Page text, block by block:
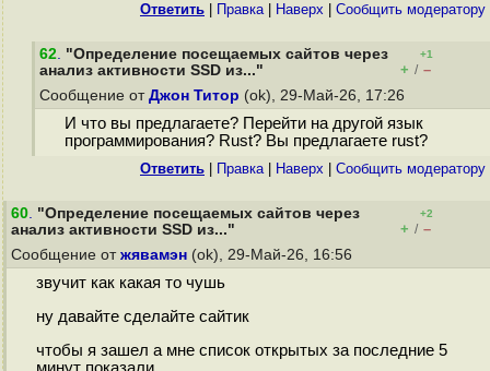
Ответить Правка| Наверх Cообщить модератору
62. "Определение посещаемых сайтов через
анализ активности SSD из..."
+1
+ / –
Сообщение от Джон Титор (ok), 29-Май-26, 17:26
И что вы предлагаете? Перейти на другой язык
программирования? Rust? Вы предлагаете rust?
Ответить Правка| Наверх Cообщить модератору
60. "Определение посещаемых сайтов через
анализ активности SSD из..."
+2
+ / –
Сообщение от жявамэн (ok), 29-Май-26, 16:56
звучит как какая то чушь
ну давайте сделайте сайтик
чтобы я зашел а мне список открытых за последние 5
минут показали